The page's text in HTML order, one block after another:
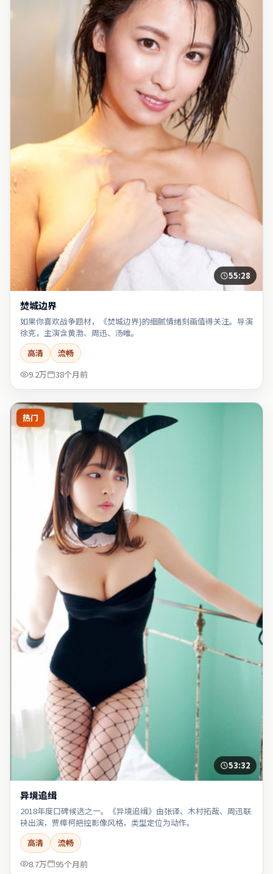
55:28
焚城边界
如果你喜欢战争题材，《焚城边界}的细腻情绪刻画值得关注。导演
徐克，主演含黄渤、周迅、汤唯。
高清
流畅
9.2万
38个月前
热门
53:32
异境追缉
2018年度口碑候选之一。《异境追缉》由张译、木村拓哉、周迅联
袂出演，贾樟柯把控影像风格，类型定位为动作。
高清
流畅
8.7万
95个月前